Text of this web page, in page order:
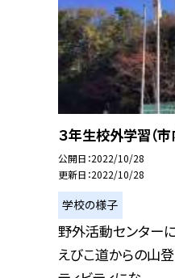
３年生校外学習（市内
公開日 2022/10/28
更新日 2022/10/28
学校の様子
野外活動センター
えびこ道からの山